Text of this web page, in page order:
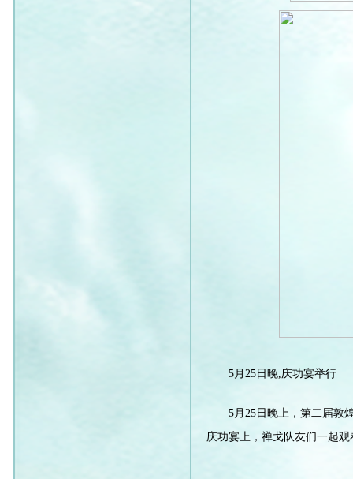
5月25日晚,庆功宴举行
5月25日晚上，第二届敦
庆功宴上，禅戈队友们一起